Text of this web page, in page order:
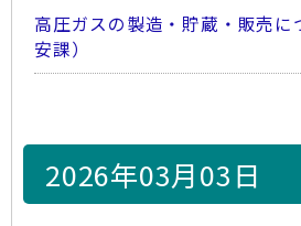
高圧ガスの製造・貯蔵・販売に
安課）
2026年03月03日